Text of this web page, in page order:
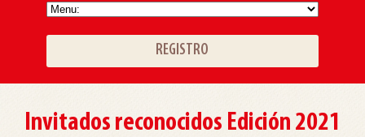
REGISTRO
Invitados reconocidos Edición 2021